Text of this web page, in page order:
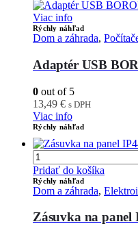
Viac info
Rýchly náhľad
Dom a záhrada,
Adaptér USB
0 out of 5
13,49 € s DPH
Viac info
Rýchly náhľad
Pridať do košíka
Rýchly náhľad
Dom a záhrada,
Zásuvka na panel